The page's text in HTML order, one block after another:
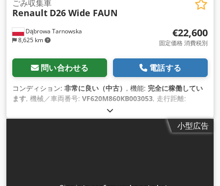
Dąbrowa Tarnowska
8,625 km
ごみ収集車
Renault D26 Wide FAUN
€22,600
固定価格 消費税別
問い合わせる 電話する
コンディション: 非常に良い（中古） , 機能: 完全に稼働してい
ます, 機械／車両番号: VF620M860KB003053, 走行距離:
11/2018
重量:14,230 kg（キログラム）, 総重量:27,000 kg（キログラ
, ホイールベー
小型広告